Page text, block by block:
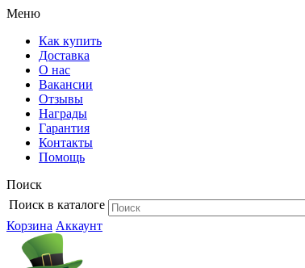
Меню
Как купить
Доставка
О нас
Вакансии
Отзывы
Награды
Гарантия
Контакты
Помощь
Поиск
Поиск в каталоге
Корзина Аккаунт